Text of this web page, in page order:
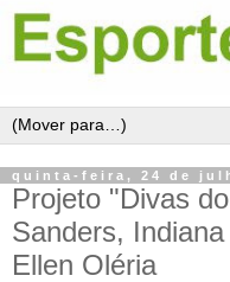
quinta-feira, 24 de
Projeto "Divas
Sanders,
Ellen Oléria